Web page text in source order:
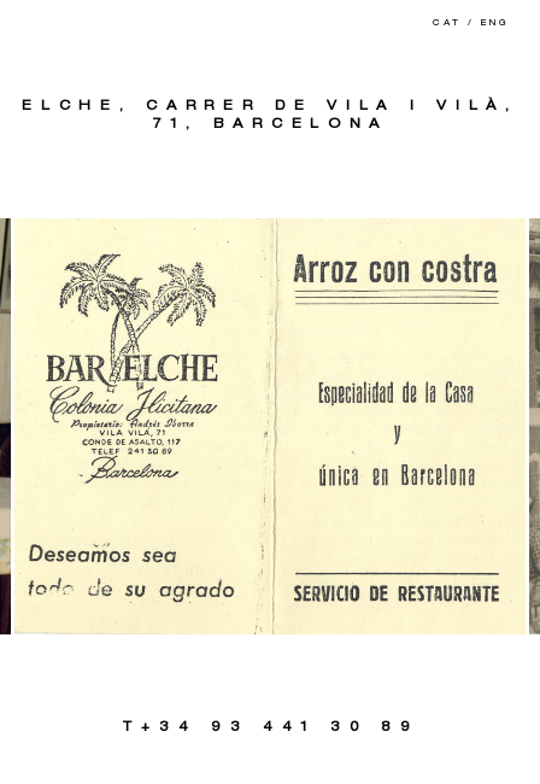
CAT / ENG
ELCHE,CARRER DE VILA I VILÀ,
71, BARCELONA
T+34 93 441 30 89